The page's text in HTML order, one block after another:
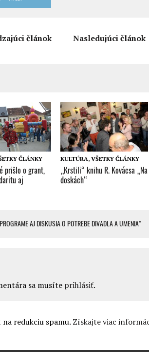
článok Nasledujúci článok
ČLÁNKY
prišlo o grant,
aj
KULTÚRA,VŠETKY ČLÁNKY
„Krstili“ knihu R. Kovácsa „Na
doskách“
AJ DISKUSIA O POTREBE DIVADLA A UMENIA"
sa musíte prihlásiť.
redukciu spamu. Získajte viac